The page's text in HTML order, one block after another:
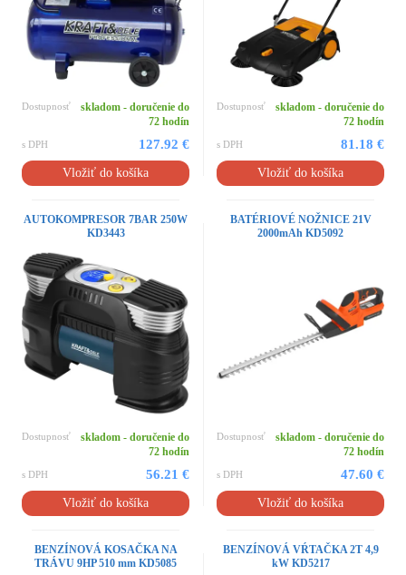
Dostupnosť
skladom - doručenie do
72 hodín
s DPH 127.92 €
Vložiť do košíka
Dostupnosť
skladom - doručenie do
72 hodín
s DPH 81.18 €
Vložiť do košíka
AUTOKOMPRESOR 7BAR 250W
KD3443
Dostupnosť
skladom - doručenie do
72 hodín
s DPH 56.21 €
Vložiť do košíka
BATÉRIOVÉ NOŽNICE 21V
2000mAh KD5092
Dostupnosť
skladom - doručenie do
72 hodín
s DPH 47.60 €
Vložiť do košíka
BENZÍNOVÁ KOSAČKA NA
TRÁVU 9HP 510 mm KD5085
BENZÍNOVÁ VŔTAČKA 2T 4,9
kW KD5217